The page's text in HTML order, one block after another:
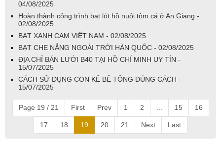
04/08/2025
Hoàn thành công trình bạt lót hồ nuôi tôm cá ở An Giang -
02/08/2025
BẠT XANH CAM VIỆT NAM - 02/08/2025
BẠT CHE NẮNG NGOÀI TRỜI HÀN QUỐC - 02/08/2025
ĐỊA CHỈ BÁN LƯỚI B40 TẠI HỒ CHÍ MINH UY TÍN -
15/07/2025
CÁCH SỬ DỤNG CON KÊ BÊ TÔNG ĐÚNG CÁCH -
15/07/2025
Page 19 / 21 First Prev 1 2 15 16
17 18 19 20 21 Next Last